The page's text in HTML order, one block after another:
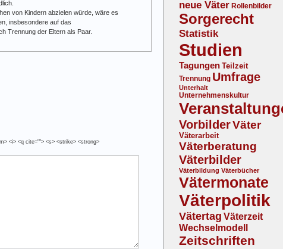
neue Väter Rollenbilder
Sorgerecht
Statistik
Studien
Tagungen Teilzeit
Trennung Umfrage
Unterhalt
Unternehmenskultur
VorbilderVäter
Väterarbeit
Väterberatung
Väterbilder
Väterbildung Väterbücher
Vätermonate
Väterpolitik
Vätertag Väterzeit
Wechselmodell
Zeitschriften
von Kindern abzielen würde, wäre es
insbesondere auf das
Trennung der Eltern als Paar.
<i> <q cite=""> <s> <strike> <strong>